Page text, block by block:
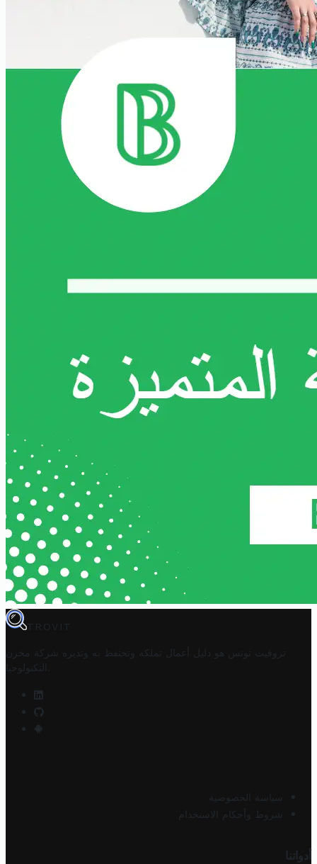
TROVIT
تروفيت تونس هو دليل أعمال تملكه وتحتفظ به وتديره
شركة مخزن
التكنولوجيا
سياسة الخصوصية
شروط وأحكام الاستخدام
أدواتنا